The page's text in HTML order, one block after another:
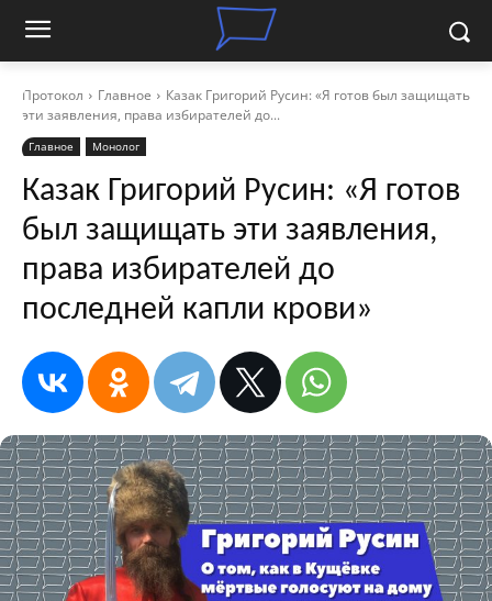
Протокол Главное
Казак Григорий Русин: «Я готов был защищать
эти заявления, права избирателей до...
Главное Монолог
Казак Григорий Русин: «Я готов
был защищать эти заявления,
права избирателей до
последней капли крови»